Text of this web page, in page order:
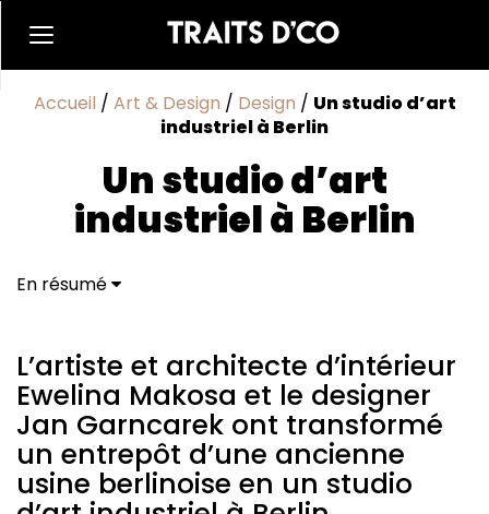
Accueil / Art & Design / Design / Un studio d’art
industriel à Berlin
Un studio d’art
industriel à Berlin
En résumé
entrepôt d’une ancienne usine berlinoise en un studio
d’art industriel à Berlin.
Havre de création
Beauté ascétique
L’artiste et architecte d’intérieur
Ewelina Makosa et le designer
Jan Garncarek ont transformé
un entrepôt d’une ancienne
usine berlinoise en un studio